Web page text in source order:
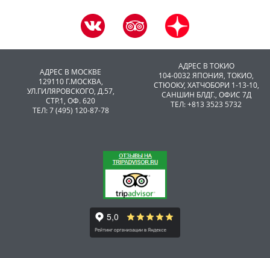
АДРЕС В МОСКВЕ
129110 Г.МОСКВА,
УЛ.ГИЛЯРОВСКОГО, Д.57,
СТР.1, ОФ. 620
ТЕЛ: 7 (495) 120-87-78
АДРЕС В ТОКИО
104-0032 ЯПОНИЯ, ТОКИО,
CТЮОКУ, ХАТЧОБОРИ 1-13-10,
САНШИН БЛДГ., ОФИС 7Д
ТЕЛ: +813 3523 5732